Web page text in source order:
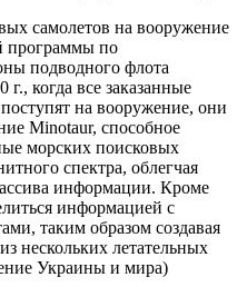
самолетов на вооружение
программы по
подводного флота
когда все заказанные
на вооружение, они
Minotaur, способное
морских поисковых
спектра, облегчая
информации. Кроме
информацией с
таким образом создавая
нескольких летательных
Украины и мира)